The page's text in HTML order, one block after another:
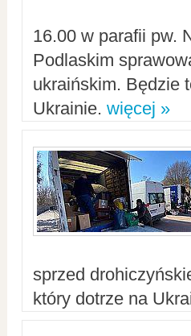
16.00 w parafii pw.
Podlaskim
ukraińskim. Będzie
Ukrainie. więcej »
sprzed
który dotrze na